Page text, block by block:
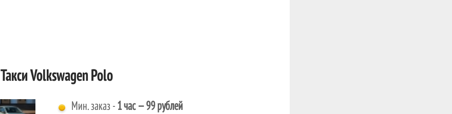
Такси Volkswagen Polo
Мин. заказ - 1 час— 99 рублей